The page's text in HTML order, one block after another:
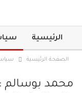
الرئيسية
الصفحة الرئيسية
محمد بوسالم :